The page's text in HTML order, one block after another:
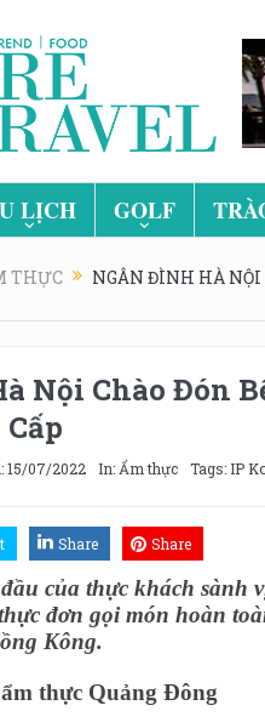
LỊCH GOLF
THỰC
NGÂN ĐÌNH HÀ NỘI
Nội Chào Đón
15/07/2022 In: Ẩm thực Tags: IP
Share Share
của thực khách
đơn gọi món hoàn
Kông.
thực Quảng Đông